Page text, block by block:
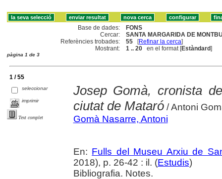
Base de dades:
FONS
Cercar:
SANTA MARGARIDA DE
Referències trobades:
55 [Refinar la cerca]
Mostrant:
1 .. 20 en el format [Estàndard]
pàgina 1 de 3
1 / 55
seleccionar
imprimir
Text complet
Josep Gomà, cronista
ciutat de Mataró/ Antoni
Gomà Nasarre, Antoni
En: Fulls del Museu Arxiu de
2018), p. 26-42 : il. (Estudis)
Bibliografia. Notes.